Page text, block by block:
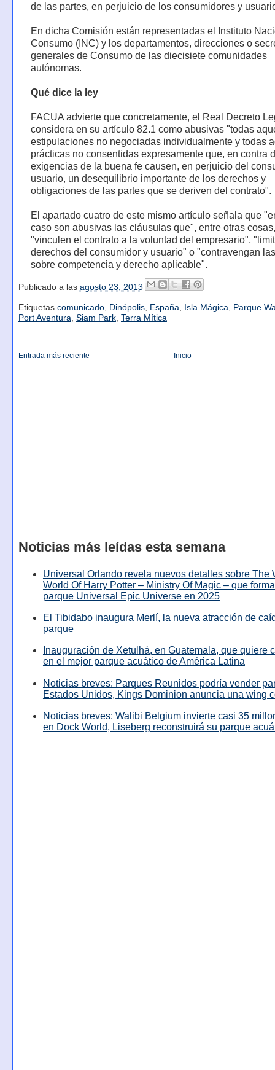
de las partes, en perjuicio de los consumidores y
En dicha Comisión están representadas el Instituto
Consumo (INC) y los departamentos, direcciones o
generales de Consumo de las diecisiete comunidades
autónomas.
Qué dice la ley
FACUA advierte que concretamente, el Real Decreto
considera en su artículo 82.1 como abusivas "todas
estipulaciones no negociadas individualmente y todas
prácticas no consentidas expresamente que, en contra
exigencias de la buena fe causen, en perjuicio del
usuario, un desequilibrio importante de los derechos y
obligaciones de las partes que se deriven del contrato".
El apartado cuatro de este mismo artículo señala que
caso son abusivas las cláusulas que", entre otras cosas,
"vinculen el contrato a la voluntad del empresario",
derechos del consumidor y usuario" o "contravengan
sobre competencia y derecho aplicable".
Publicado a las agosto 23, 2013
Etiquetas comunicado, Dinópolis, España, Isla Mágica, Parque
Port Aventura, Siam Park, Terra Mítica
Entrada más reciente Inicio
Noticias más leídas esta semana
Universal Orlando revela nuevos detalles sobre The
World Of Harry Potter – Ministry Of Magic – que
parque Universal Epic Universe en 2025
El Tibidabo inaugura Merlí, la nueva atracción de
parque
Inauguración de Xetulhá, en Guatemala, que quiere
en el mejor parque acuático de América Latina
Noticias breves: Parques Reunidos podría vender
Estados Unidos, Kings Dominion anuncia una wing
Noticias breves: Walibi Belgium invierte casi 35
en Dock World, Liseberg reconstruirá su parque